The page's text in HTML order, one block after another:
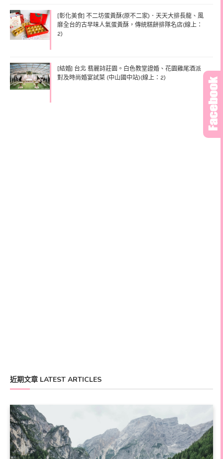
[彰化美食] 不二坊蛋黃酥(原不二家)．天天大排長龍、風
靡全台的古早味人氣蛋黃酥，傳統糕餅排隊名店(線上：
2)
[結婚] 台北 翡麗詩莊園。白色教堂證婚、花園雞尾酒派
對及時尚婚宴試菜 (中山國中站)(線上：2)
近期文章 LATEST ARTICLES